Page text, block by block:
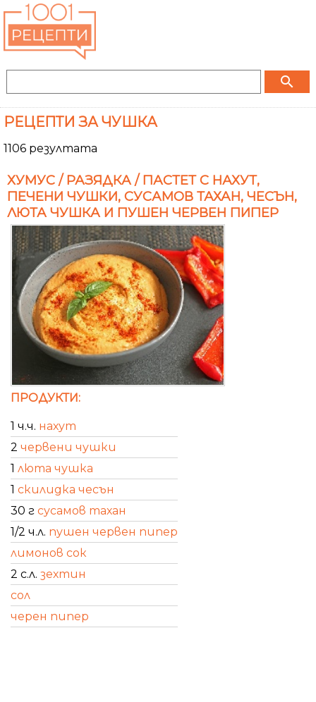
search
РЕЦЕПТИ ЗА ЧУШКА
1106 резултата
ХУМУС / РАЗЯДКА / ПАСТЕТ С НАХУТ,
ПЕЧЕНИ ЧУШКИ, СУСАМОВ ТАХАН, ЧЕСЪН,
ЛЮТА ЧУШКА И ПУШЕН ЧЕРВЕН ПИПЕР
ПРОДУКТИ:
1 ч.ч. нахут
2 червени чушки
1 люта чушка
1 скилидка чесън
30 г сусамов тахан
1/2 ч.л. пушен червен пипер
лимонов сок
2 с.л. зехтин
сол
черен пипер